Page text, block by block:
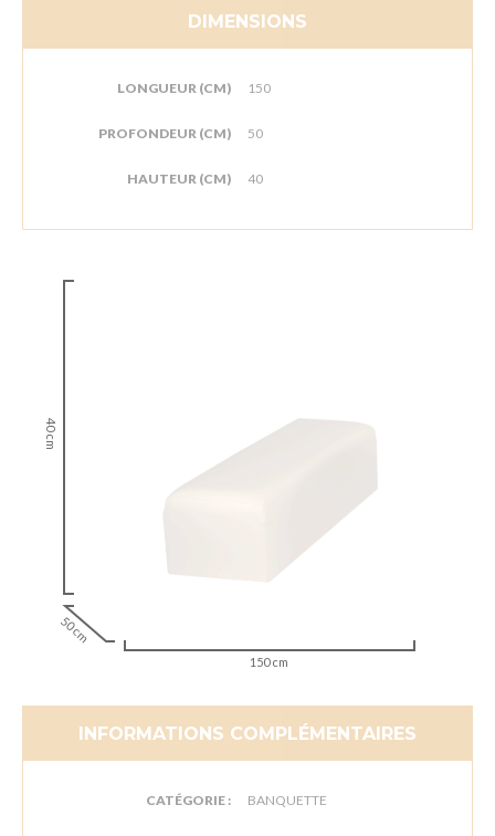
DIMENSIONS
LONGUEUR (CM) 150
PROFONDEUR (CM) 50
HAUTEUR (CM) 40
40 cm
50 cm
150 cm
INFORMATIONS COMPLÉMENTAIRES
CATÉGORIE : BANQUETTE